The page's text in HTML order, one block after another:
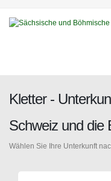
Kletter -
Schweiz und die
Wählen Sie Ihre Unterkunft